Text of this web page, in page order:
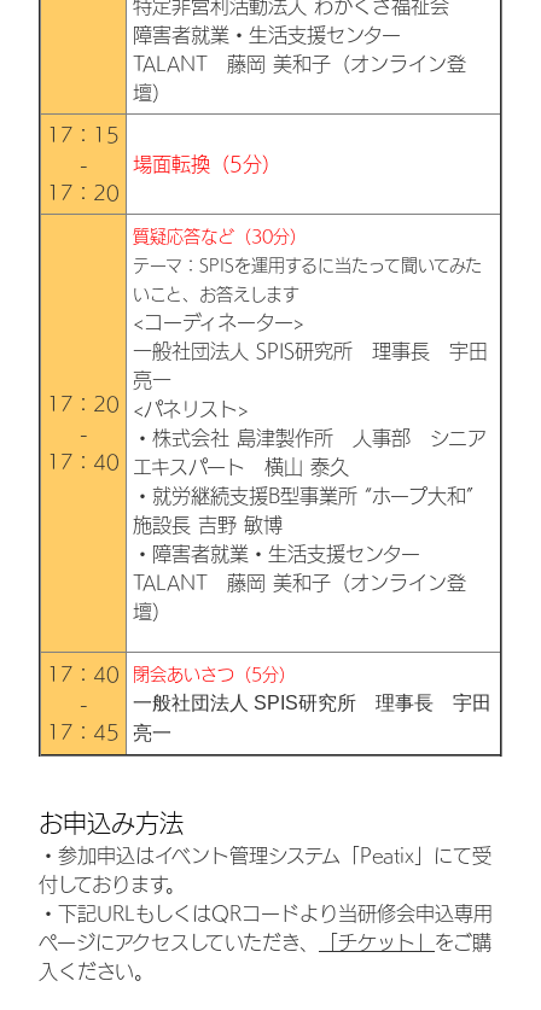
特定非営利活動法人 わかくさ福祉会
障害者就業・生活支援センター
TALANT 藤岡 美和子（オンライン登
壇）
17：15
-
17：20
場面転換（5分）
17：20
-
17：40
質疑応答など（30分）
テーマ：SPISを運用するに当たって聞いてみた
いこと、お答えします
<コーディネーター>
一般社団法人 SPIS研究所 理事長 宇田
亮一
<パネリスト>
・株式会社 島津製作所 人事部 シニア
エキスパート 横山 泰久
・就労継続支援B型事業所 “ホープ大和”
施設長 吉野 敏博
・障害者就業・生活支援センター
TALANT 藤岡 美和子（オンライン登
壇）
17：40
-
17：45
閉会あいさつ（5分）
一般社団法人 SPIS研究所 理事長 宇田
亮一
お申込み方法
・参加申込はイベント管理システム「Peatix」にて受
付しております。
・下記URLもしくはQRコードより当研修会申込専用
ページにアクセスしていただき、
「チケット」 をご購
入ください。